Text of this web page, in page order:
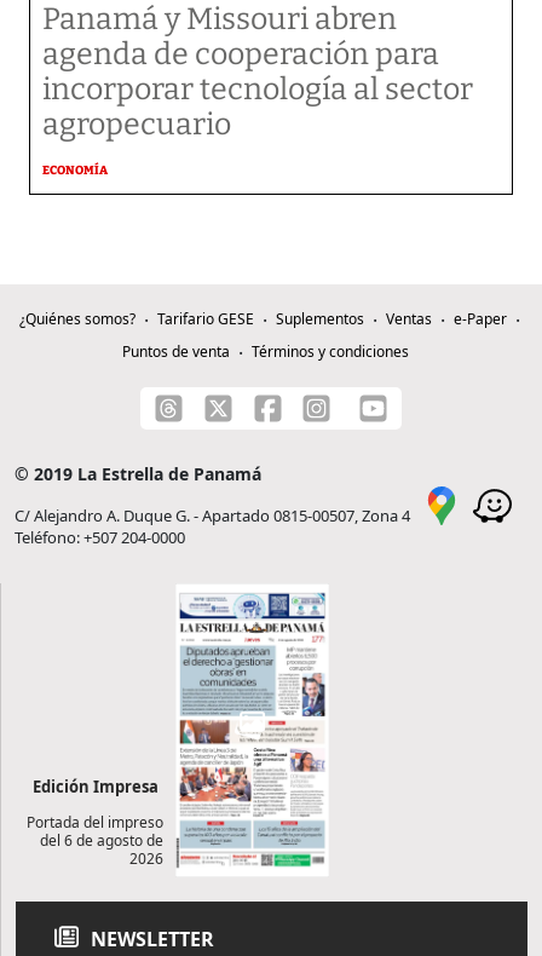
Panamá y Missouri abren
agenda de cooperación para
incorporar tecnología al sector
agropecuario
ECONOMÍA
¿Quiénes somos? Tarifario GESE Suplementos Ventas
e-Paper
Puntos de venta
Términos y condiciones
© 2019 La Estrella de Panamá
C/ Alejandro A. Duque G. - Apartado 0815-00507, Zona 4
Teléfono: +507 204-0000
Edición Impresa
Portada del impreso
del 6 de agosto de
2026
NEWSLETTER